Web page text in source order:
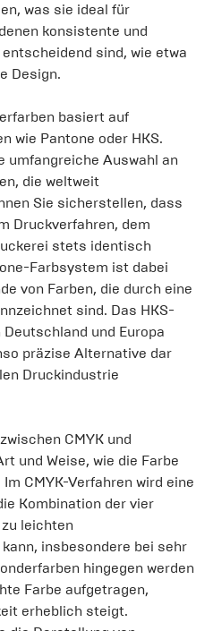
was sie ideal für
konsistente und
sind, wie etwa
Design.
basiert auf
wie Pantone oder HKS.
umfangreiche Auswahl an
die weltweit
Sie sicherstellen, dass
Druckverfahren, dem
stets identisch
Farbsystem ist dabei
von Farben, die durch eine
sind. Das HKS-
und Europa
präzise Alternative dar
Druckindustrie
CMYK und
und Weise, wie die Farbe
CMYK-Verfahren wird eine
Kombination der vier
leichten
insbesondere bei sehr
hingegen werden
Farbe aufgetragen,
erheblich steigt.